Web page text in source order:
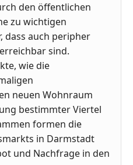
den öffentlichen
zu wichtigen
dass auch peripher
sind.
wie die
neuen Wohnraum
bestimmter Viertel
formen die
in Darmstadt
und Nachfrage in den